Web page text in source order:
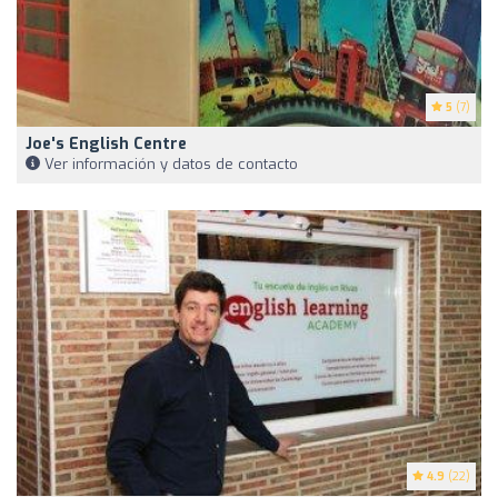
5 (7)
Joe's English Centre
Ver información y datos de contacto
4.9 (22)